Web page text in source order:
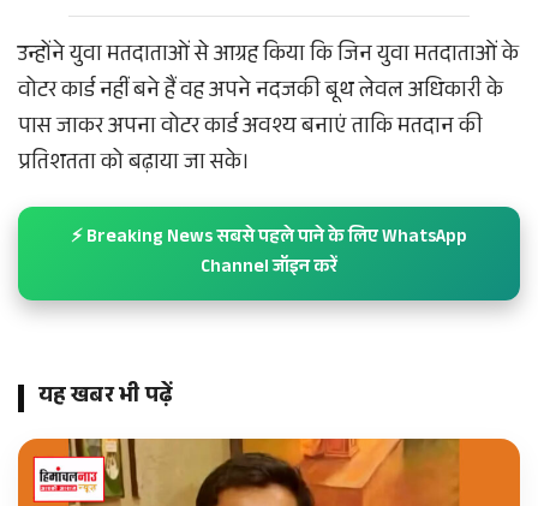
उन्होंने युवा मतदाताओं से आग्रह किया कि जिन युवा मतदाताओं के
वोटर कार्ड नहीं बने हैं वह अपने नदजकी बूथ लेवल अधिकारी के
पास जाकर अपना वोटर कार्ड अवश्य बनाएं ताकि मतदान की
प्रतिशतता को बढ़ाया जा सके।
⚡ Breaking News सबसे पहले पाने के लिए WhatsApp
Channel जॉइन करें
यह खबर भी पढ़ें